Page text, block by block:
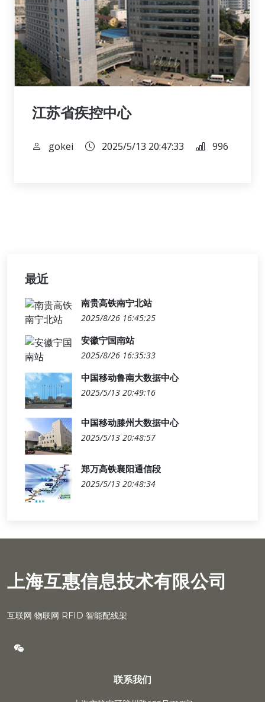
江苏省疾控中心
gokei 2025/5/13 20:47:33 996
最近
南贵高铁南宁北站
2025/8/26 16:45:25
安徽宁国南站
2025/8/26 16:35:33
中国移动鲁南大数据中心
2025/5/13 20:49:16
中国移动滕州大数据中心
2025/5/13 20:48:57
郑万高铁襄阳通信段
2025/5/13 20:48:34
上海互惠信息技术有限公司
互联网 物联网 RFID 智能配线架
联系我们